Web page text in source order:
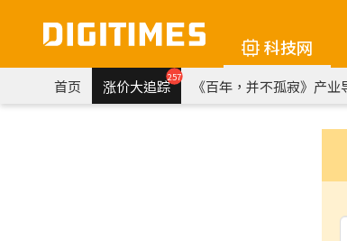
科技网
首页 涨价大追踪257 《百年，并不孤寂》产业